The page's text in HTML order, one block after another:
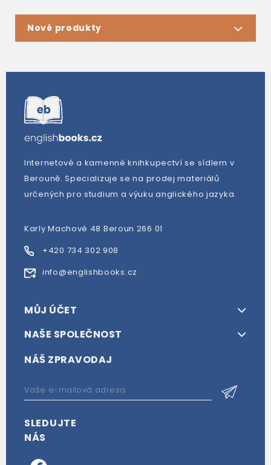
Nové produkty
Internetové a kamenné knihkupectví se sídlem v
Berouně. Specializuje se na prodej materiálů
určených pro studium a výuku anglického jazyka.
Karly Machové 48 Beroun 266 01
+420 734 302 908
info@englishbooks.cz
MŮJ ÚČET
NAŠE SPOLEČNOST
NÁŠ ZPRAVODAJ
SLEDUJTE
NÁS